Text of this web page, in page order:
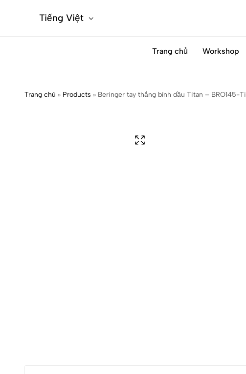
Tiếng Việt
Trang chủ Workshop
Trang chủ » Products » Beringer tay thắng bình dầu Titan – BRO145-Ti